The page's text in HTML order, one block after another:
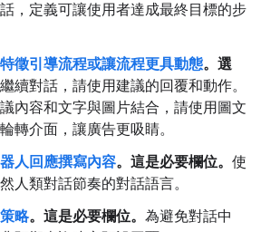
，定義可讓使用者達成最終目標的步
徵引導流程或讓流程更具動態。選
續對話，請使用建議的回覆和動作。
內容和文字與圖片結合，請使用圖文
轉介面，讓廣告更吸睛。
人回應撰寫內容。這是必要欄位。 使
人類對話節奏的對話語言。
略。這是必要欄位。 為避免對話中